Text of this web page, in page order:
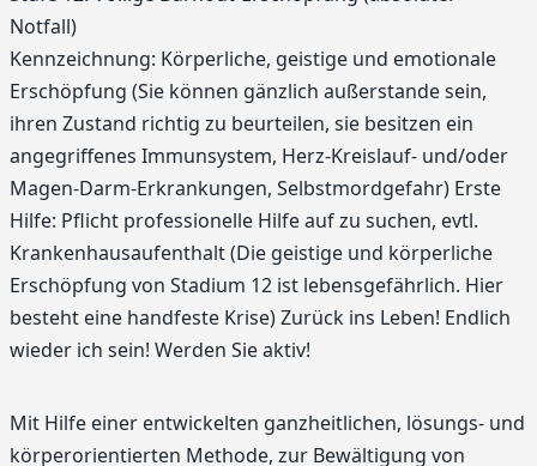
Notfall)
Kennzeichnung: Körperliche, geistige und emotionale
Erschöpfung (Sie können gänzlich außerstande sein,
ihren Zustand richtig zu beurteilen, sie besitzen ein
angegriffenes Immunsystem, Herz-Kreislauf- und/oder
Magen-Darm-Erkrankungen, Selbstmordgefahr) Erste
Hilfe: Pflicht professionelle Hilfe auf zu suchen, evtl.
Krankenhausaufenthalt (Die geistige und körperliche
Erschöpfung von Stadium 12 ist lebensgefährlich. Hier
besteht eine handfeste Krise) Zurück ins Leben! Endlich
wieder ich sein! Werden Sie aktiv!
Mit Hilfe einer entwickelten ganzheitlichen, lösungs- und
körperorientierten Methode, zur Bewältigung von